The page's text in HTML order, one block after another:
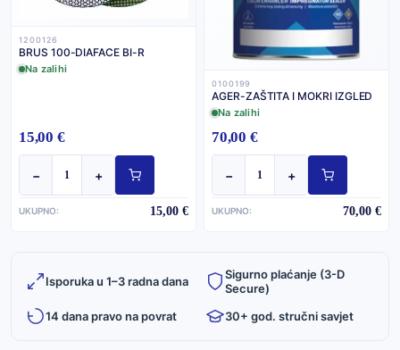
1200126
BRUS 100-DIAFACE BI-R
Na zalihi
15,00 €
− +
UKUPNO: 15,00 €
0100199
AGER-ZAŠTITA I MOKRI IZGLED
Na zalihi
70,00 €
− +
UKUPNO: 70,00 €
Isporuka u 1–3 radna dana
Sigurno plaćanje (3-D
Secure)
14 dana pravo na povrat
30+ god. stručni savjet